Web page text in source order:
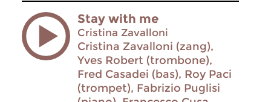
Stay with me
Cristina Zavalloni
Cristina Zavalloni (zang),
Yves Robert (trombone),
Fred Casadei (bas), Roy Paci
(trompet), Fabrizio Puglisi